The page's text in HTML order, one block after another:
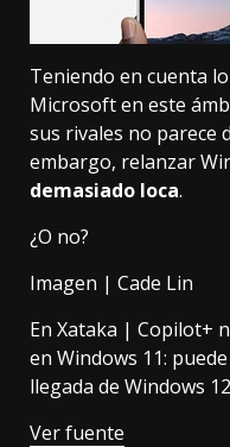
Teniendo en cuenta
Microsoft en este
sus rivales no parece
embargo, relanzar
demasiado loca.
¿O no?
Imagen | Cade Lin
En Xataka | Copilot+
en Windows 11:
llegada de Windows 12
Ver fuente